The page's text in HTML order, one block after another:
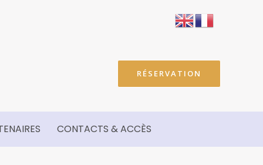
RÉSERVATION
CONTACTS & ACCÈS